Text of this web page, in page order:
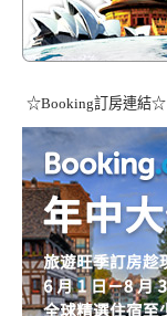
☆Booking訂房連結☆